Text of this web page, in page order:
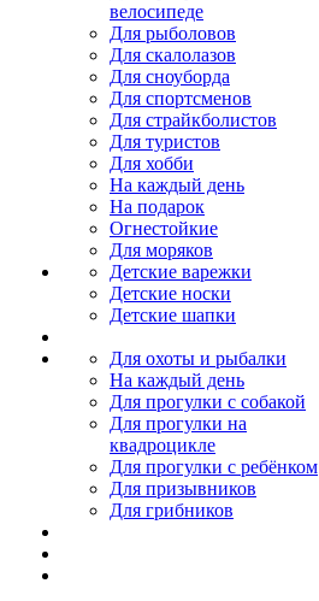
велосипеде
Для рыболовов
Для скалолазов
Для сноуборда
Для спортсменов
Для страйкболистов
Для туристов
Для хобби
На каждый день
На подарок
Огнестойкие
Для моряков
Детские варежки
Детские носки
Детские шапки
Для охоты и рыбалки
На каждый день
Для прогулки с собакой
Для прогулки на
квадроцикле
Для прогулки с ребёнком
Для призывников
Для грибников